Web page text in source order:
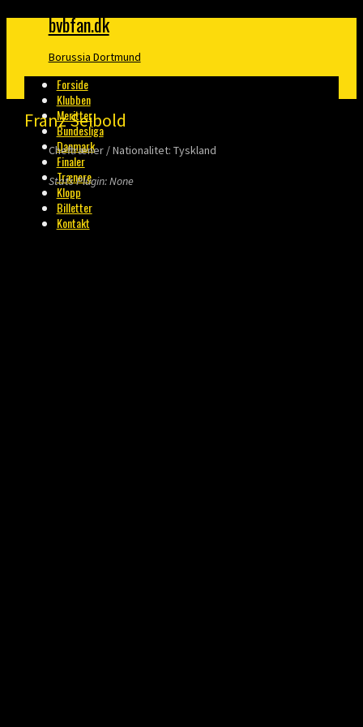
bvbfan.dk
Borussia Dortmund
Forside
Klubben
Meritter
Bundesliga
Danmark
Finaler
Trænere
Klopp
Billetter
Kontakt
Franz Seibold
Cheftræner / Nationalitet: Tyskland
Stats Plugin: None